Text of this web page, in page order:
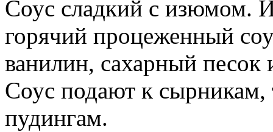
Соус сладкий с изюмом.
горячий процеженный
ванилин, сахарный песок
Соус подают к
пудингам.